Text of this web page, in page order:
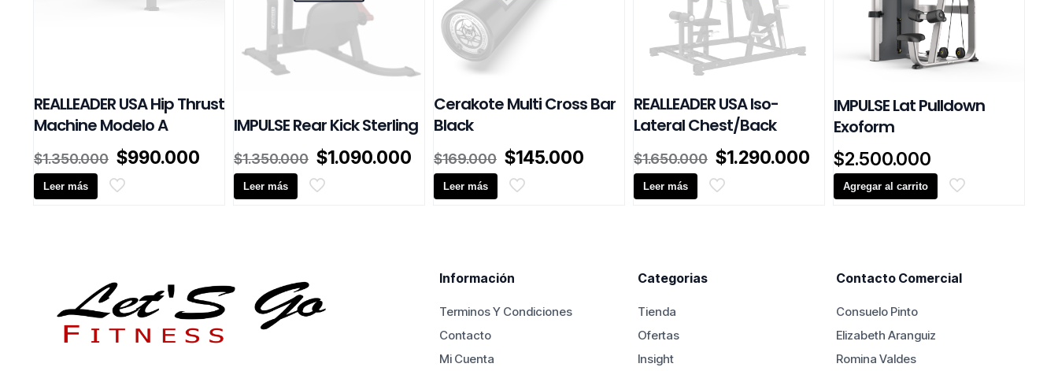
REALLEADER USA Hip Thrust
Machine Modelo A
$1.350.000 El
precio
original
$990.000
precio
actual
Leer más
IMPULSE Rear Kick Sterling
$1.350.000 El
precio
original
$1.090.000
precio
actual
Leer más
Cerakote Multi Cross Bar
Black
$169.000 El
precio
original
$145.000
precio
Leer más
REALLEADER USA Iso-
Lateral Chest/Back
$1.650.000 El
precio
original
$1.290.000
precio
actual
Leer más
IMPULSE Lat Pulldown
Exoform
$2.500.000
Agregar al carrito
Información
Terminos Y Condiciones
Contacto
Mi Cuenta
Categorias
Tienda
Ofertas
Insight
Contacto Comercial
Consuelo Pinto
Elizabeth Aranguiz
Romina Valdes